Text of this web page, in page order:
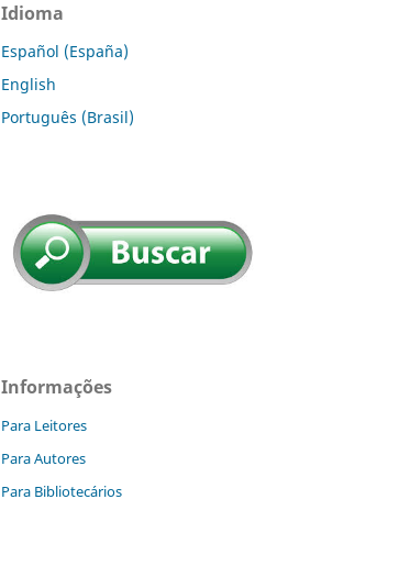
Idioma
Español (España)
English
Português (Brasil)
Informações
Para Leitores
Para Autores
Para Bibliotecários